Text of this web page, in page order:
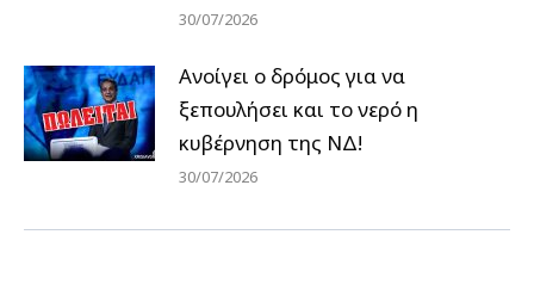
30/07/2026
Ανοίγει ο δρόμος για να
ξεπουλήσει και το νερό η
κυβέρνηση της ΝΔ!
30/07/2026